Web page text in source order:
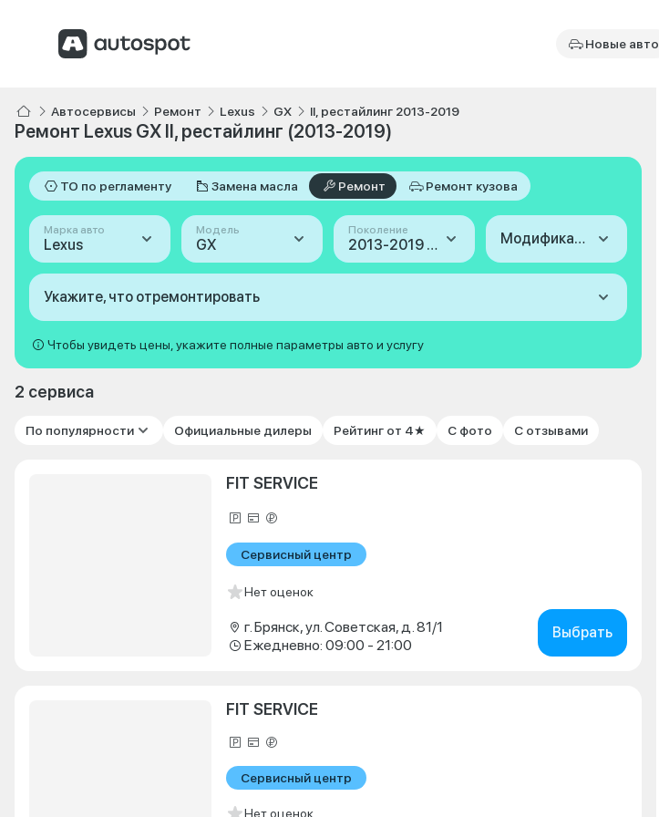
Новые авто
Автосервисы Ремонт Lexus GX II, рестайлинг 2013-2019
Ремонт Lexus GX II, рестайлинг (2013-2019)
ТО по регламенту Замена масла Ремонт Ремонт кузова
Марка авто
Lexus
Модель
GX
Поколение
2013-2019 (II, рестайлинг) Модификация
Укажите, что отремонтировать
Чтобы увидеть цены, укажите полные параметры авто и услугу
2 сервиса
По популярности Официальные дилеры Рейтинг от 4★ С фото С отзывами
FIT SERVICE
Сервисный центр
Нет оценок
г. Брянск, ул. Советская, д. 81/1
Ежедневно: 09:00 - 21:00
Выбрать
FIT SERVICE
Сервисный центр
Нет оценок